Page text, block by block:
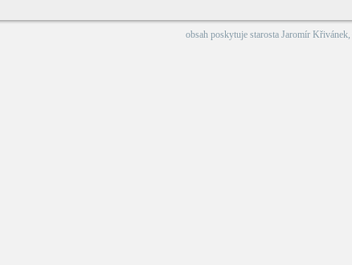
obsah poskytuje starosta Jaromír Křivánek